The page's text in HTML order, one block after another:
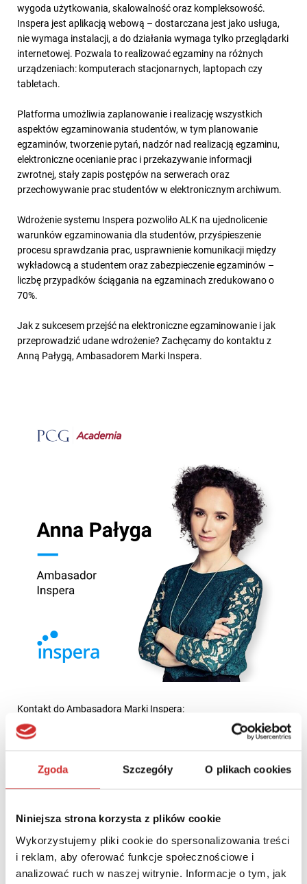
Zgoda Szczegóły O plikach cookies
Niniejsza strona korzysta z plików cookie
Wykorzystujemy pliki cookie do spersonalizowania treści
i reklam, aby oferować funkcje społecznościowe i
analizować ruch w naszej witrynie. Informacje o tym, jak
wygoda użytkowania, skalowalność oraz kompleksowość.
Inspera jest aplikacją webową – dostarczana jest jako usługa,
nie wymaga instalacji, a do działania wymaga tylko przeglądarki
internetowej. Pozwala to realizować egzaminy na różnych
urządzeniach: komputerach stacjonarnych, laptopach czy
tabletach.
Platforma umożliwia zaplanowanie i realizację wszystkich
aspektów egzaminowania studentów, w tym planowanie
egzaminów, tworzenie pytań, nadzór nad realizacją egzaminu,
elektroniczne ocenianie prac i przekazywanie informacji
zwrotnej, stały zapis postępów na serwerach oraz
przechowywanie prac studentów w elektronicznym archiwum.
Wdrożenie systemu Inspera pozwoliło ALK na ujednolicenie
warunków egzaminowania dla studentów, przyśpieszenie
procesu sprawdzania prac, usprawnienie komunikacji między
wykładowcą a studentem oraz zabezpieczenie egzaminów –
liczbę przypadków ściągania na egzaminach zredukowano o
70%.
Jak z sukcesem przejść na elektroniczne egzaminowanie i jak
przeprowadzić udane wdrożenie? Zachęcamy do kontaktu z
Anną Pałygą, Ambasadorem Marki Inspera.
Kontakt do Ambasadora Marki Inspera:
Anna Pałyga, Ambasador Marki Inspera, Kierownik Centrum